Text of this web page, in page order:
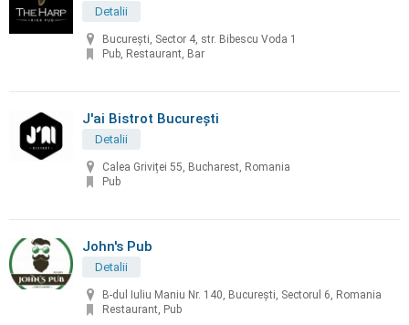
Detalii
București, Sector 4, str. Bibescu Voda 1
Pub, Restaurant, Bar
J'ai Bistrot București
Detalii
Calea Griviței 55, Bucharest, Romania
Pub
John's Pub
Detalii
B-dul Iuliu Maniu Nr. 140, Bucureşti, Sectorul 6, Romania
Restaurant, Pub